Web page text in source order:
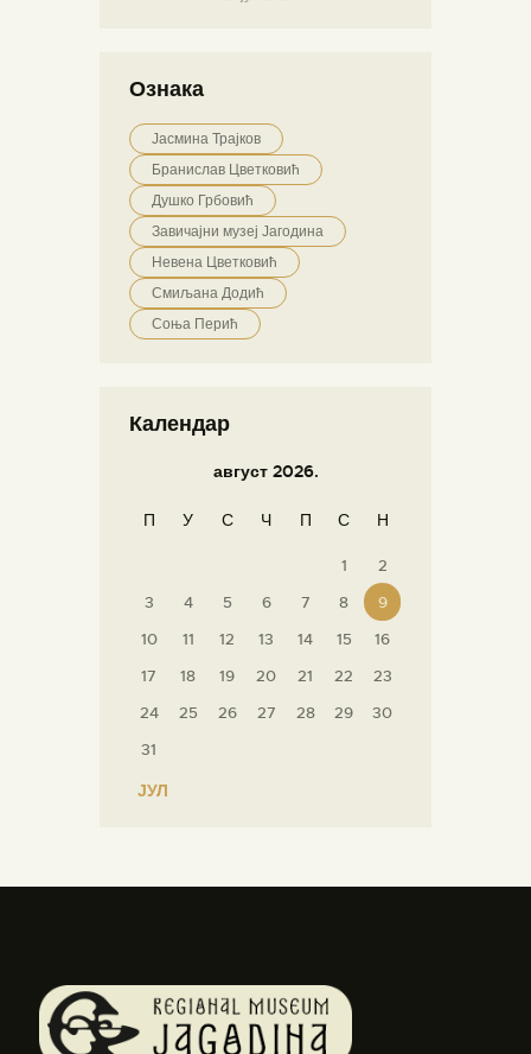
Ознака
Јасмина Трајков
Бранислав Цветковић
Душко Грбовић
Завичајни музеј Јагодина
Невена Цветковић
Смиљана Додић
Соња Перић
Календар
август 2026.
П У С Ч П С Н
1
2
3
4 5 6 7 8
9
10
11 12 13 14 15
16
17
18 19 20 21 22
23
24
25 26 27 28 29
30
31
« ЈУЛ